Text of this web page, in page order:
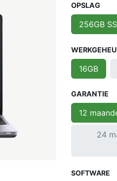
OPSLAG
256GB
16GB
GARANTIE
12
24
SOFTWARE